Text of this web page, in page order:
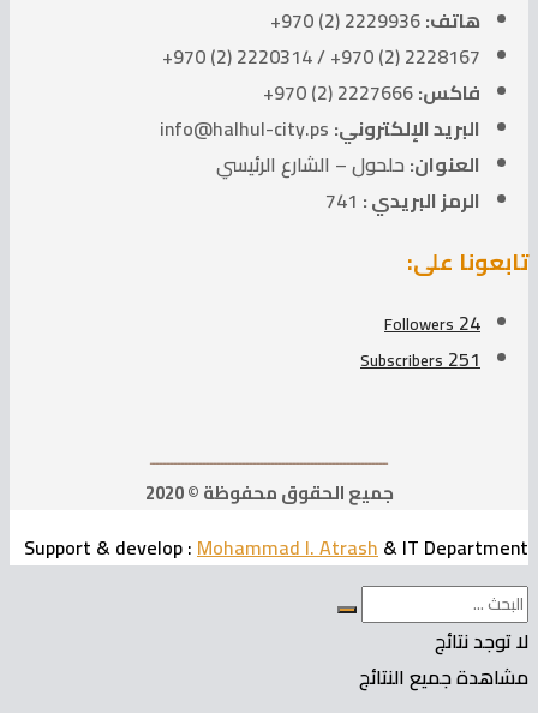
هاتف:
2228167 (2) 970+ / 2220314 (2) 970+
فاكس:
البريد الإلكتروني:
العنوان:حلحول – الشارع الرئيسي
الرمز البريدي :
تابعونا على:
24
Followers
251
Subscribers
ــــــــــــــــــــــــــــــــــــــــــــــــــــــــــــــــــ
جميع الحقوق محفوظة © 2020
Support & develop:Mohammad I. Atrash& IT Department
لا توجد نتائج
مشاهدة جميع النتائج